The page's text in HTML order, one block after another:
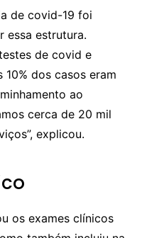
de covid-19 foi
essa estrutura.
de covid e
dos casos eram
ao
cerca de 20 mil
explicou.
os exames clínicos